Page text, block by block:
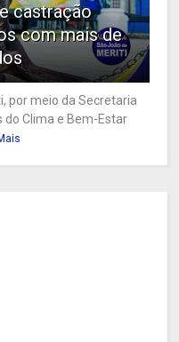
castração
com mais de
por meio da Secretaria
do Clima e Bem-Estar